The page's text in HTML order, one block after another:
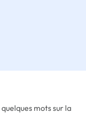
mots sur la